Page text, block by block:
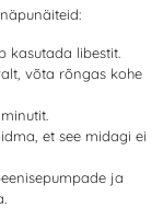
kasutada libestit.
võta rõngas kohe
et see midagi ei
ja